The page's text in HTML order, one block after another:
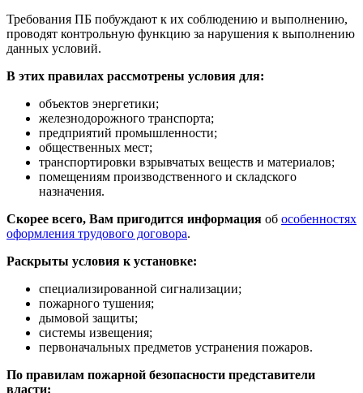
Требования ПБ побуждают к их соблюдению и выполнению,
проводят контрольную функцию за нарушения к выполнению
данных условий.
В этих правилах рассмотрены условия для:
объектов энергетики;
железнодорожного транспорта;
предприятий промышленности;
общественных мест;
транспортировки взрывчатых веществ и материалов;
помещениям производственного и складского
назначения.
Скорее всего, Вам пригодится информация об особенностях
оформления трудового договора.
Раскрыты условия к установке:
специализированной сигнализации;
пожарного тушения;
дымовой защиты;
системы извещения;
первоначальных предметов устранения пожаров.
По правилам пожарной безопасности представители
власти: